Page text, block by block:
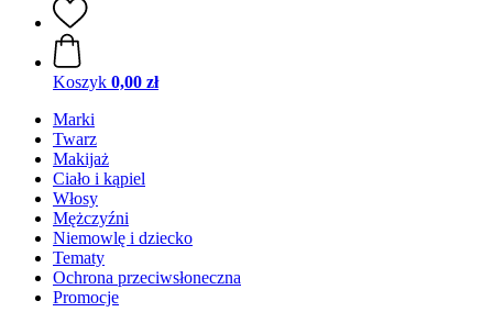
Koszyk 0,00 zł
Marki
Twarz
Makijaż
Ciało i kąpiel
Włosy
Mężczyźni
Niemowlę i dziecko
Tematy
Ochrona przeciwsłoneczna
Promocje